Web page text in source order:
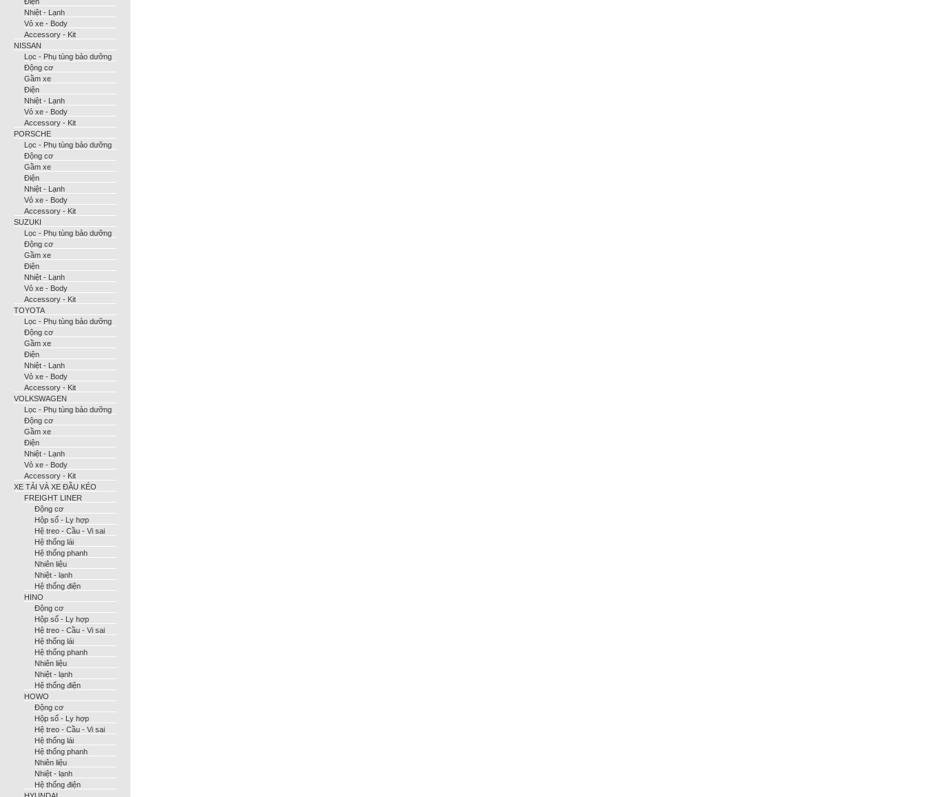
Nhiệt - Lạnh
Vỏ xe - Body
Accessory - Kit
NISSAN
Lọc - Phụ tùng bảo dưỡng
Động cơ
Gầm xe
Điện
Nhiệt - Lạnh
Vỏ xe - Body
Accessory - Kit
PORSCHE
Lọc - Phụ tùng bảo dưỡng
Động cơ
Gầm xe
Điện
Nhiệt - Lạnh
Vỏ xe - Body
Accessory - Kit
SUZUKI
Lọc - Phụ tùng bảo dưỡng
Động cơ
Gầm xe
Điện
Nhiệt - Lạnh
Vỏ xe - Body
Accessory - Kit
TOYOTA
Lọc - Phụ tùng bảo dưỡng
Động cơ
Gầm xe
Điện
Nhiệt - Lạnh
Vỏ xe - Body
Accessory - Kit
VOLKSWAGEN
Lọc - Phụ tùng bảo dưỡng
Động cơ
Gầm xe
Điện
Nhiệt - Lạnh
Vỏ xe - Body
Accessory - Kit
XE TẢI VÀ XE ĐẦU KÉO
FREIGHT LINER
Động cơ
Hộp số - Ly hợp
Hệ treo - Cầu - Vi sai
Hệ thống lái
Hệ thống phanh
Nhiên liệu
Nhiệt - lạnh
Hệ thống điện
HINO
Động cơ
Hộp số - Ly hợp
Hệ treo - Cầu - Vi sai
Hệ thống lái
Hệ thống phanh
Nhiên liệu
Nhiệt - lạnh
Hệ thống điện
HOWO
Động cơ
Hộp số - Ly hợp
Hệ treo - Cầu - Vi sai
Hệ thống lái
Hệ thống phanh
Nhiên liệu
Nhiệt - lạnh
Hệ thống điện